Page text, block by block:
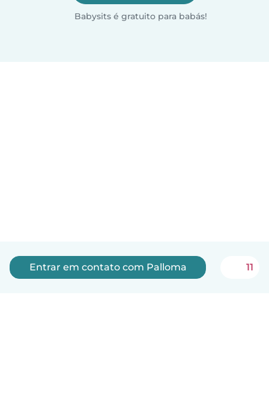
Babysits é gratuito para babás!
Entrar em contato com Palloma 11